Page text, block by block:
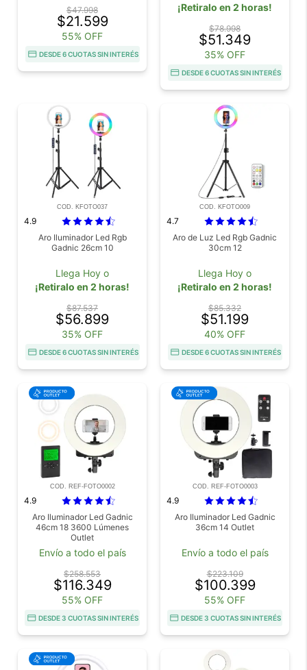
$47.998
$21.599
55% OFF
DESDE 6 CUOTAS SIN INTERÉS
¡Retiralo en 2 horas!
$78.998
$51.349
35% OFF
DESDE 6 CUOTAS SIN INTERÉS
COD. KFOTO037
4.9
Aro Iluminador Led Rgb
Gadnic 26cm 10
Llega Hoy o
¡Retiralo en 2 horas!
$87.537
$56.899
35% OFF
DESDE 6 CUOTAS SIN INTERÉS
COD. KFOTO009
4.7
Aro de Luz Led Rgb Gadnic
30cm 12
Llega Hoy o
¡Retiralo en 2 horas!
$85.332
$51.199
40% OFF
DESDE 6 CUOTAS SIN INTERÉS
COD. REF-FOTO0002
4.9
Aro Iluminador Led Gadnic
46cm 18 3600 Lúmenes
Outlet
Envío a todo el país
$258.553
$116.349
55% OFF
DESDE 3 CUOTAS SIN INTERÉS
COD. REF-FOTO0003
4.9
Aro Iluminador Led Gadnic
36cm 14 Outlet
Envío a todo el país
$223.109
$100.399
55% OFF
DESDE 3 CUOTAS SIN INTERÉS